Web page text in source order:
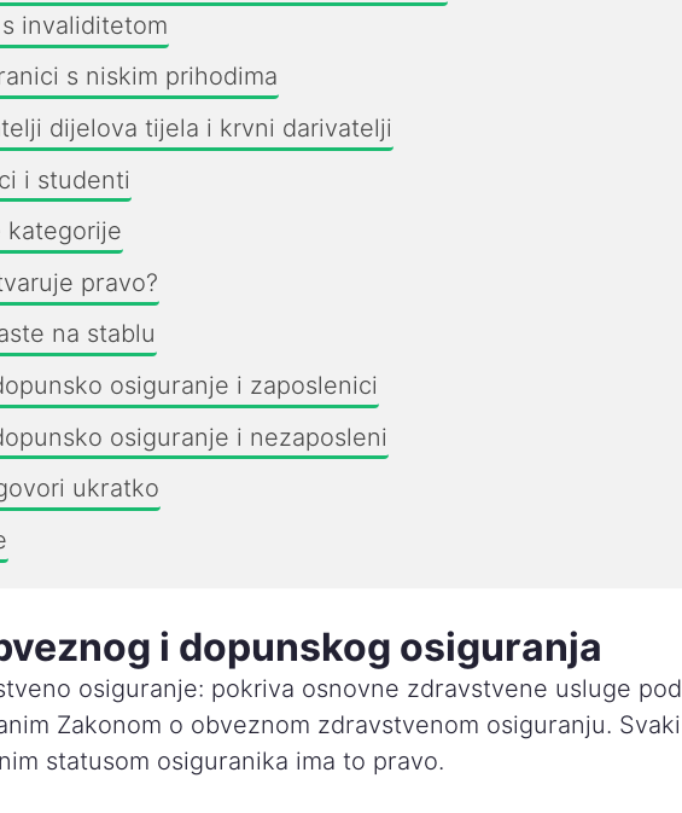
s invaliditetom
s niskim prihodima
dijelova tijela i krvni darivatelji
i studenti
kategorije
pravo?
na stablu
osiguranje i zaposlenici
osiguranje i nezaposleni
ukratko
i dopunskog osiguranja
osiguranje: pokriva osnovne zdravstvene usluge pod
Zakonom o obveznom zdravstvenom osiguranju. Svaki
statusom osiguranika ima to pravo.